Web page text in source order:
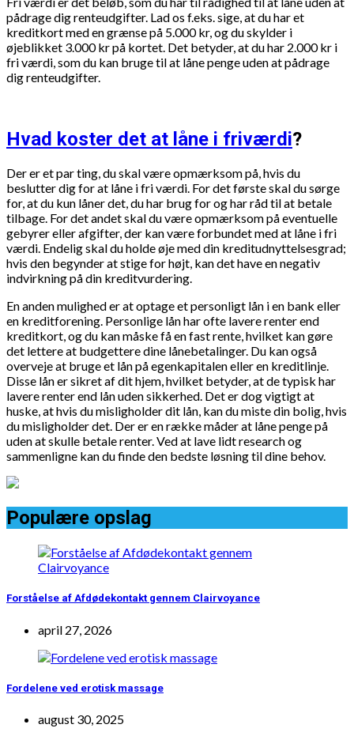
pådrage dig renteudgifter. Lad os f.eks. sige, at du har et
kreditkort med en grænse på 5.000 kr, og du skylder i
øjeblikket 3.000 kr på kortet. Det betyder, at du har 2.000 kr i
fri værdi, som du kan bruge til at låne penge uden at pådrage
dig renteudgifter.
Hvad koster det at låne i friværdi?
Der er et par ting, du skal være opmærksom på, hvis du
beslutter dig for at låne i fri værdi. For det første skal du sørge
for, at du kun låner det, du har brug for og har råd til at betale
tilbage. For det andet skal du være opmærksom på eventuelle
gebyrer eller afgifter, der kan være forbundet med at låne i fri
værdi. Endelig skal du holde øje med din kreditudnyttelsesgrad;
hvis den begynder at stige for højt, kan det have en negativ
indvirkning på din kreditvurdering.
En anden mulighed er at optage et personligt lån i en bank eller
en kreditforening. Personlige lån har ofte lavere renter end
kreditkort, og du kan måske få en fast rente, hvilket kan gøre
det lettere at budgettere dine lånebetalinger. Du kan også
overveje at bruge et lån på egenkapitalen eller en kreditlinje.
Disse lån er sikret af dit hjem, hvilket betyder, at de typisk har
lavere renter end lån uden sikkerhed. Det er dog vigtigt at
huske, at hvis du misligholder dit lån, kan du miste din bolig, hvis
du misligholder det. Der er en række måder at låne penge på
uden at skulle betale renter. Ved at lave lidt research og
sammenligne kan du finde den bedste løsning til dine behov.
Populære opslag
Forståelse af Afdødekontakt gennem Clairvoyance
april 27, 2026
Fordelene ved erotisk massage
august 30, 2025